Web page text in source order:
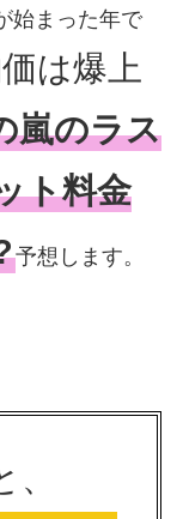
始まった年で
は爆上
嵐のラス
ト料金
予想します。